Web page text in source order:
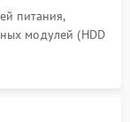
питания,
модулей (HDD